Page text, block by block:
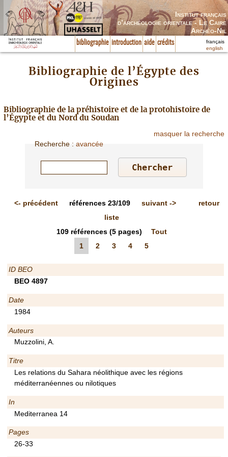
Institut français
d’archéologie orientale - Le Caire
Archéo-Nil
bibliographie introduction aide crédits
français
english
Bibliographie de l’Égypte des
Origines
Bibliographie de la préhistoire et de la protohistoire de
l’Égypte et du Nord du Soudan
masquer la recherche
Recherche :avancée
<- précédent références23/109 suivant->
retour
liste
109 références(5 pages)
Tout
1
2 3 4 5
ID BEO
BEO 4897
Date
1984
Auteurs
Muzzolini, A.
Titre
Les relations du Sahara néolithique avec les régions
méditerranéennes ou nilotiques
In
Mediterranea 14
Pages
26-33